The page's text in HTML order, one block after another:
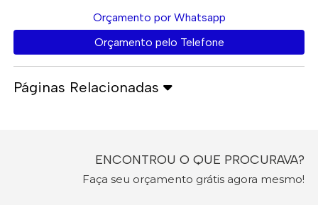
Orçamento por Whatsapp
Orçamento pelo Telefone
Páginas Relacionadas
ENCONTROU O QUE PROCURAVA?
Faça seu orçamento grátis agora mesmo!